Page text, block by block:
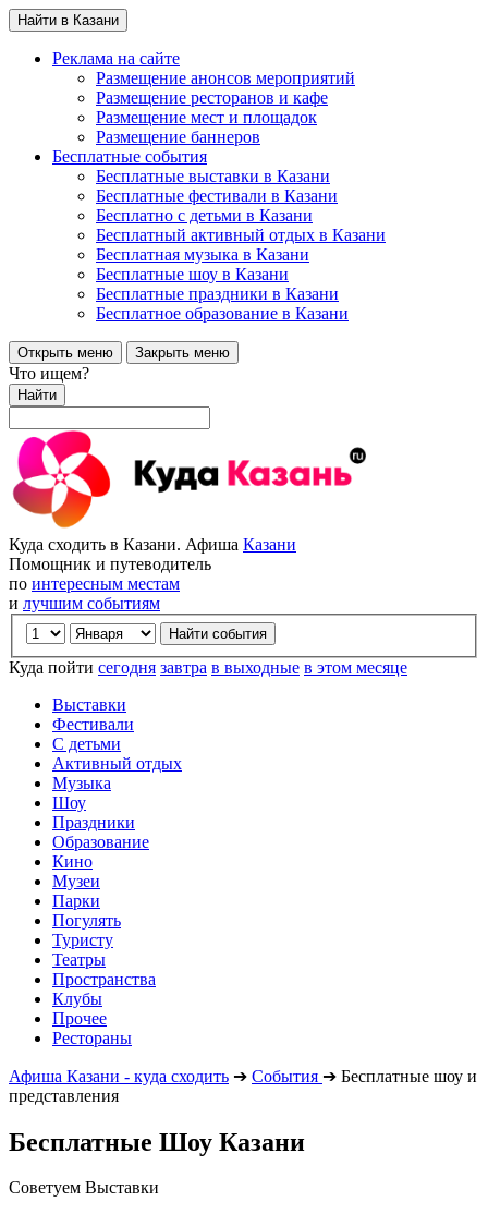
Найти в Казани
Реклама на сайте
Размещение анонсов мероприятий
Размещение ресторанов и кафе
Размещение мест и площадок
Размещение баннеров
Бесплатные события
Бесплатные выставки в Казани
Бесплатные фестивали в Казани
Бесплатно с детьми в Казани
Бесплатный активный отдых в Казани
Бесплатная музыка в Казани
Бесплатные шоу в Казани
Бесплатные праздники в Казани
Бесплатное образование в Казани
Открыть меню Закрыть меню
Что ищем?
Найти
Куда сходить в Казани. Афиша Казани
Помощник и путеводитель
по интересным местам
и лучшим событиям
Куда пойти сегодня завтра в выходные в этом месяце
Выставки
Фестивали
С детьми
Активный отдых
Музыка
Шоу
Праздники
Образование
Кино
Музеи
Парки
Погулять
Туристу
Театры
Пространства
Клубы
Прочее
Рестораны
Афиша Казани - куда сходить ➔ События ➔ Бесплатные шоу и
представления
Бесплатные Шоу Казани
Советуем Выставки